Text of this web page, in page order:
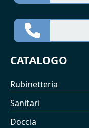
CATALOGO
Rubinetteria
Sanitari
Doccia